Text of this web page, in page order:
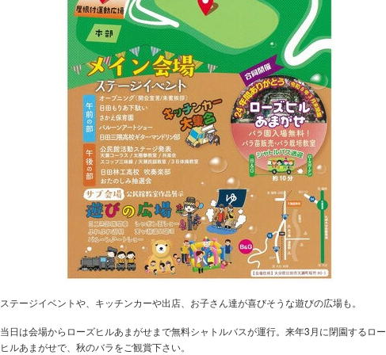
ステージイベントや、キッチンカーや出店、お子さん達が喜びそうな遊びの広場も。
当日は会場からローズヒルあまがせまで無料シャトルバスが運行。来年3月に閉園するロ
ヒルあまがせで、秋のバラをご観賞下さい。